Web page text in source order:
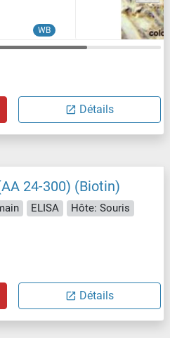
WB
Détails
24-300) (Biotin)
ELISA
Hôte: Souris
Détails